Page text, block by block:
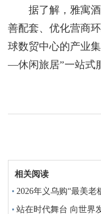
据了解，雅寓酒
善配套、优化营商
球数贸中心的产业
—休闲旅居”一站式
相关阅读
2026年义乌购“最美
量”闪耀全球
站在时代舞台 向世界